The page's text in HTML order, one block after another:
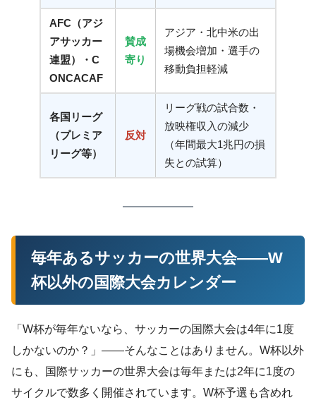
AFC（アジ
アサッカー
連盟）・C
ONCACAF
賛成
寄り
アジア・北中米の出
場機会増加・選手の
移動負担軽減
各国リーグ
（プレミア
リーグ等）
反対
リーグ戦の試合数・
放映権収入の減少
（年間最大1兆円の損
失との試算）
毎年あるサッカーの世界大会——W
杯以外の国際大会カレンダー
「W杯が毎年ないなら、サッカーの国際大会は4年に1度
しかないのか？」——そんなことはありません。W杯以外
にも、国際サッカーの世界大会は毎年または2年に1度の
サイクルで数多く開催されています。W杯予選も含めれ